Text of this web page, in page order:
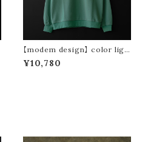
【modem design】 color ligh
t sweat (green)
¥10,780